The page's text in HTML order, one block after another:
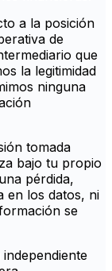
a la posición
de
que
la legitimidad
ninguna
tomada
bajo tu propio
pérdida,
en los datos, ni
se